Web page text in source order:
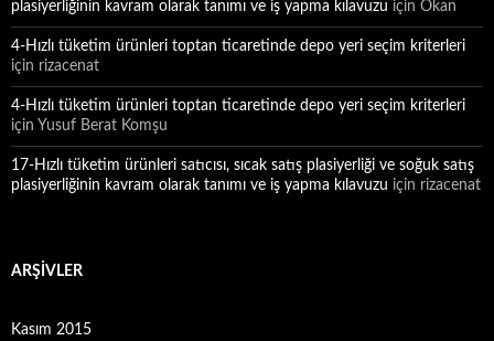
plasiyerliğinin kavram olarak tanımı ve iş yapma kılavuzu için Okan
4-Hızlı tüketim ürünleri toptan ticaretinde depo yeri seçim kriterleri
için rizacenat
4-Hızlı tüketim ürünleri toptan ticaretinde depo yeri seçim kriterleri
için Yusuf Berat Komşu
17-Hızlı tüketim ürünleri satıcısı, sıcak satış plasiyerliği ve soğuk satış
plasiyerliğinin kavram olarak tanımı ve iş yapma kılavuzu için rizacenat
ARŞIVLER
Kasım 2015